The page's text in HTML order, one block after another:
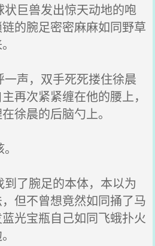
巨兽发出惊天动地的咆
的腕足密密麻麻如同野草
声，双手死死搂住徐晨
再次紧紧缠在他的腰上，
徐晨的后脑勺上。
了腕足的本体，本以为
但不曾想竟然如同捅了马
光宝瓶自己如同飞蛾扑火